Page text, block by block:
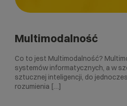
Multimodalność
Co to jest Multimodalność?
systemów informatycznych, a w
sztucznej inteligencji, do
rozumienia […]